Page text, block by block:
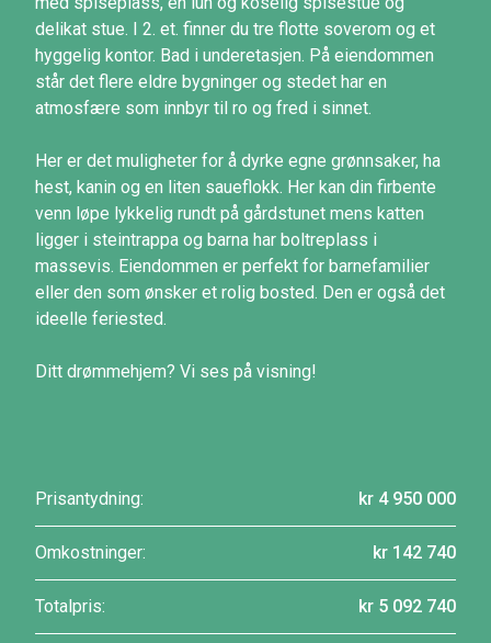
delikat stue. I 2. et. finner du tre flotte soverom og et
hyggelig kontor. Bad i underetasjen. På eiendommen
står det flere eldre bygninger og stedet har en
atmosfære som innbyr til ro og fred i sinnet.
Her er det muligheter for å dyrke egne grønnsaker, ha
hest, kanin og en liten saueflokk. Her kan din firbente
venn løpe lykkelig rundt på gårdstunet mens katten
ligger i steintrappa og barna har boltreplass i
massevis. Eiendommen er perfekt for barnefamilier
eller den som ønsker et rolig bosted. Den er også det
ideelle feriested.
Ditt drømmehjem? Vi ses på visning!
Prisantydning: kr 4 950 000
Omkostninger: kr 142 740
Totalpris: kr 5 092 740